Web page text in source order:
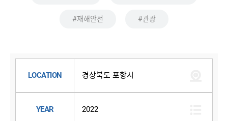
#재해안전 #관광
LOCATION 경상북도 포항시
YEAR 2022